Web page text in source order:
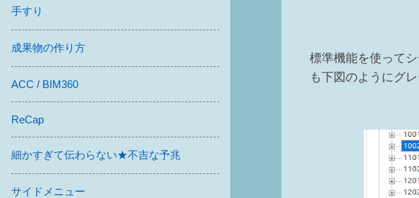
標準機能を使って
も下図のようにグ
手すり
成果物の作り方
ACC / BIM360
ReCap
細かすぎて伝わらない★不吉な予兆
サイドメニュー